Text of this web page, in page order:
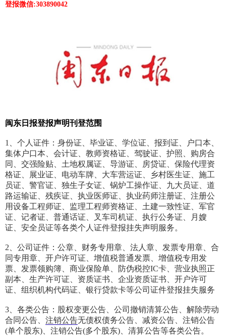
登报微信:303890042
闽东日报登报声明刊登范围
1、个人证件：身份证、毕业证、学位证、报到证、户口本、
集体户口本、会计证、教师资格证、驾驶证、护照、购房合
同、交强险贴、土地权属证、导游证、房贷证、保险代理资
格证、展业证、电动车牌、大车营运证、乡村医生证、施工
员证、警官证、独生子女证、锅炉工操作证、九大员证、道
路运输证、残疾证、执业医师证、执业药师注册证、注册公
用设备工程师证、监理工程师资格证、土建一致性证、军官
证、记者证、普通话证、叉车司机证、执行公务证、月嫂
证、安全员证等各类个人证件登报挂失声明服务。
2、公司证件：公章、财务专用章、法人章、发票专用章、合
同专用章、开户许可证、增值税普通发票、增值税专用发
票、发票领购簿、商业保险单、防伪税控IC卡、营业执照正
副本、生产许可证、资质证书、企业资质证书、开户许可
证、组织机构代码证、银行贷款卡等公司证件登报挂失服务
3、各类公告：股权变更公告、公司撤销清算公告、解除劳动
合同公告、 注销公告无债权债务公告、减资公告、注销公告
(单个股东)、注销公告(多个股东)、清算公告等各类公告。